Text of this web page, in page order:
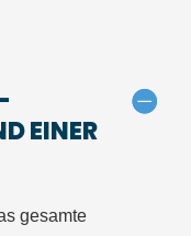
EINER
gesamte